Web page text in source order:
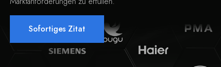
Sofortiges Zitat